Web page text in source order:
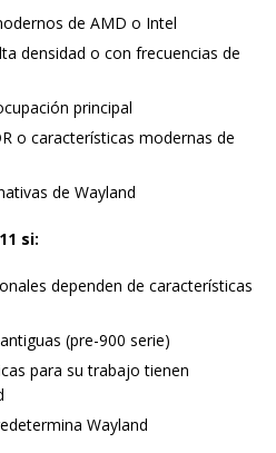
de AMD o Intel
densidad o con frecuencias de
principal
o características modernas de
de Wayland
si:
dependen de características
(pre-900 serie)
para su trabajo tienen
Wayland